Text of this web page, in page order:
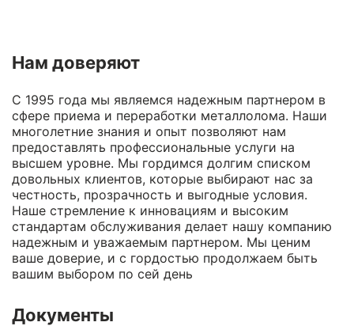
Нам доверяют
С 1995 года мы являемся надежным партнером в
сфере приема и переработки металлолома. Наши
многолетние знания и опыт позволяют нам
предоставлять профессиональные услуги на
высшем уровне. Мы гордимся долгим списком
довольных клиентов, которые выбирают нас за
честность, прозрачность и выгодные условия.
Наше стремление к инновациям и высоким
стандартам обслуживания делает нашу компанию
надежным и уважаемым партнером. Мы ценим
ваше доверие, и с гордостью продолжаем быть
вашим выбором по сей день
Документы